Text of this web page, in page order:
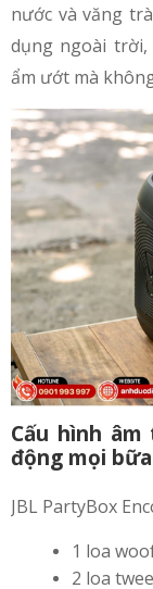
nước và văng
dụng ngoài
ẩm ướt mà
Cấu hình
động mọi
JBL PartyBox
1 loa
2 loa